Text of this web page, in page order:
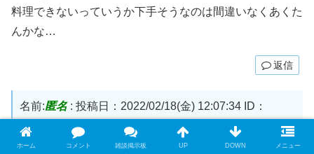
料理できないっていうか下手そうなのは間違いなくあくた
んかな…
返信
名前:匿名: 投稿日：2022/02/18(金) 12:07:34
ID：
IyMTQzMTg
料理下手がやりがちな間違いを全部やっていくあくた
ホーム コメント 雑談掲示板 UP DOWN メニュー